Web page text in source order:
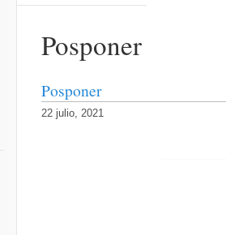
Posponer
Posponer
22 julio, 2021